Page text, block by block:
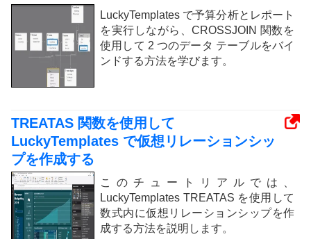
LuckyTemplates で予算分析とレポート
を実行しながら、CROSSJOIN 関数を
使用して 2 つのデータ テーブルをバイ
ンドする方法を学びます。
TREATAS 関数を使用して
LuckyTemplates で仮想リレーションシッ
プを作成する
このチュートリアルでは、
LuckyTemplates TREATAS を使用して
数式内に仮想リレーションシップを作
成する方法を説明します。